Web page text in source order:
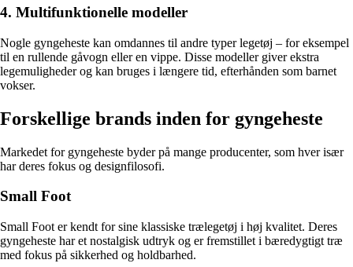
4. Multifunktionelle modeller
Nogle gyngeheste kan omdannes til andre typer legetøj – for eksempel
til en rullende gåvogn eller en vippe. Disse modeller giver ekstra
legemuligheder og kan bruges i længere tid, efterhånden som barnet
vokser.
Forskellige brands inden for gyngeheste
Markedet for gyngeheste byder på mange producenter, som hver især
har deres fokus og designfilosofi.
Small Foot
Small Foot er kendt for sine klassiske trælegetøj i høj kvalitet. Deres
gyngeheste har et nostalgisk udtryk og er fremstillet i bæredygtigt træ
med fokus på sikkerhed og holdbarhed.